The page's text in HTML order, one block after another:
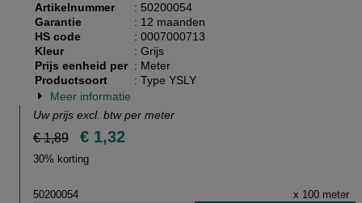
Artikelnummer
: 50200054
Garantie
: 12 maanden
HS code
: 0007000713
Kleur
: Grijs
Prijs eenheid per : Meter
Productsoort
: Type YSLY
Meer informatie
Uw prijs excl. btw per meter
€ 1,89 € 1,32
30% korting
50200054 x 100 meter